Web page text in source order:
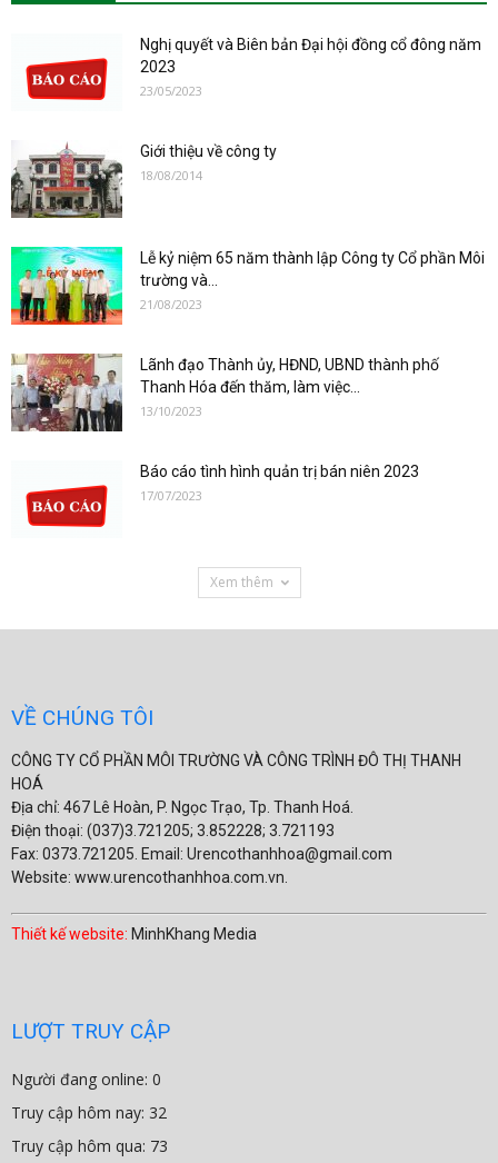
Nghị quyết và Biên bản Đại hội đồng cổ đông năm
2023
23/05/2023
Giới thiệu về công ty
18/08/2014
Lễ kỷ niệm 65 năm thành lập Công ty Cổ phần Môi
trường và...
21/08/2023
Lãnh đạo Thành ủy, HĐND, UBND thành phố
Thanh Hóa đến thăm, làm việc...
13/10/2023
Báo cáo tình hình quản trị bán niên 2023
17/07/2023
Xem thêm
VỀ CHÚNG TÔI
CÔNG TY CỔ PHẦN MÔI TRƯỜNG VÀ CÔNG TRÌNH ĐÔ THỊ THANH
HOÁ
Địa chỉ: 467 Lê Hoàn, P. Ngọc Trạo, Tp. Thanh Hoá.
Điện thoại: (037)3.721205; 3.852228; 3.721193
Fax: 0373.721205. Email: Urencothanhhoa@gmail.com
Website: www.urencothanhhoa.com.vn.
Thiết kế website: MinhKhang Media
LƯỢT TRUY CẬP
Người đang online: 0
Truy cập hôm nay: 32
Truy cập hôm qua: 73